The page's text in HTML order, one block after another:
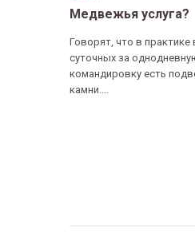
Медвежья услуга?
Говорят, что в
суточных за
командировку есть
камни....